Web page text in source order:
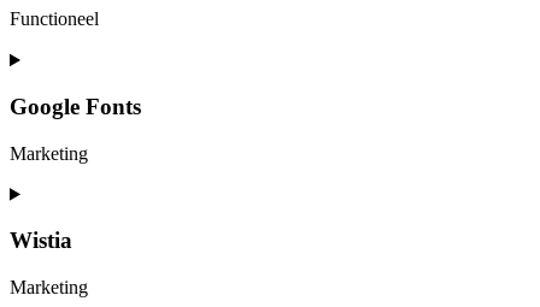
campaign
Functioneel
Consent
service
wordpress
Google Fonts
Marketing
Consent
service
fonts
Wistia
Marketing